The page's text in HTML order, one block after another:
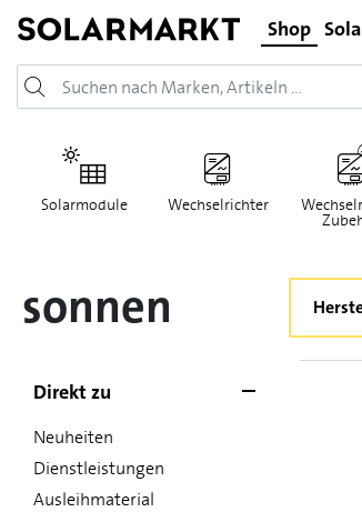
Shop
Solarmodule Wechselrichter
sonnen
Direkt zu
Neuheiten
Dienstleistungen
Ausleihmaterial